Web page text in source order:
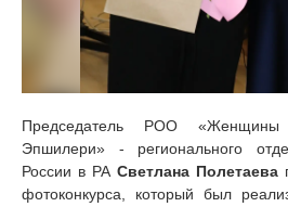
Председатель РОО
Эпшилери» - регионального
России в РА Светлана Полетаева
фотоконкурса, который был